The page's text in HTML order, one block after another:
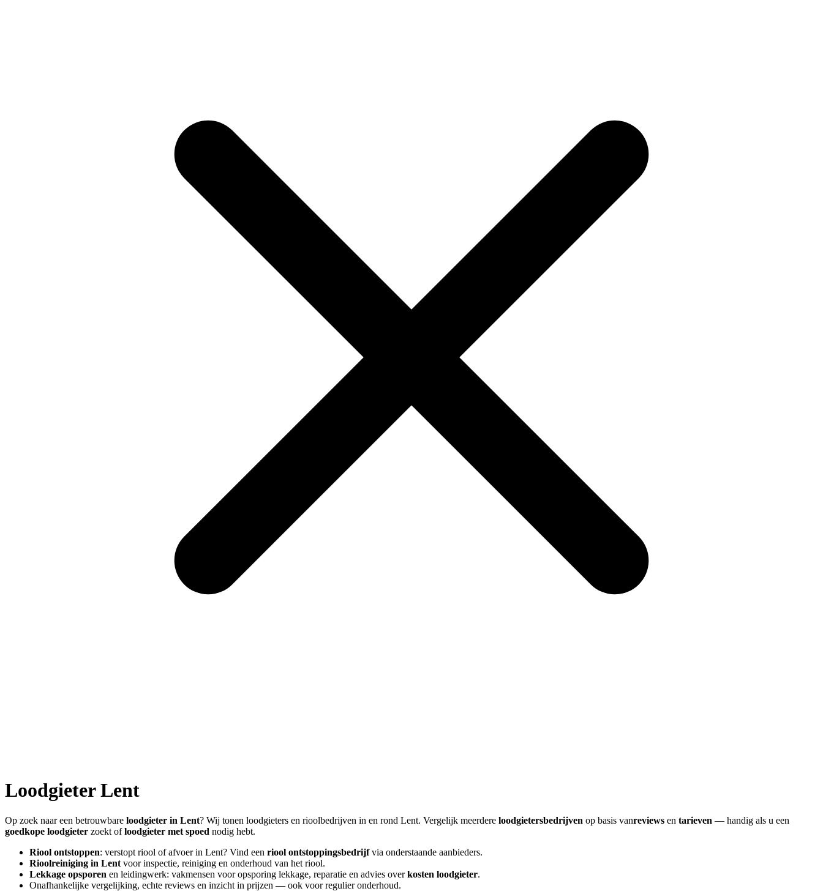
LoodgieterLent
Op zoek naar een betrouwbare loodgieter in Lent? Wij tonen loodgieters en rioolbedrijven in en rond Lent. Vergelijk meerdere loodgietersbedrijven op basis vanreviews en tarieven — handig als u een
goedkope loodgieter zoekt ofloodgieter met spoed nodig hebt.
Riool ontstoppen: verstopt riool of afvoer in Lent? Vind een riool ontstoppingsbedrijfvia onderstaande aanbieders.
Rioolreiniging in Lent voor inspectie, reiniging en onderhoud van het riool.
Lekkage opsporen en leidingwerk: vakmensen voor opsporing lekkage, reparatie en advies overkosten loodgieter.
Onafhankelijke vergelijking, echte reviews en inzicht in prijzen — ook voor regulier onderhoud.